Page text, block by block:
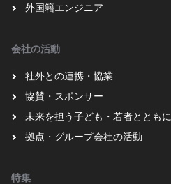
外国籍エンジニア
会社の活動
社外との連携・協業
協賛・スポンサー
未来を担う子ども・若者とともに
拠点・グループ会社の活動
特集